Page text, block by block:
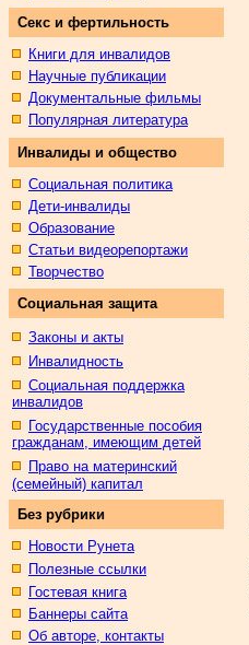
Секс и фертильность
Книги для инвалидов
Научные публикации
Документальные фильмы
Популярная литература
Инвалиды и общество
Социальная политика
Дети-инвалиды
Образование
Статьи видеорепортажи
Творчество
Социальная защита
Законы и акты
Инвалидность
Социальная поддержка
инвалидов
Государственные пособия
гражданам, имеющим детей
Право на материнский
(семейный) капитал
Без рубрики
Новости Рунета
Полезные ссылки
Гостевая книга
Баннеры сайта
Об авторе, контакты